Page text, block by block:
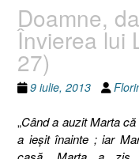
Doamne,
Învierea lui
27)
9 iulie, 2013
„Când a auzit Marta
a ieşit înainte ; iar